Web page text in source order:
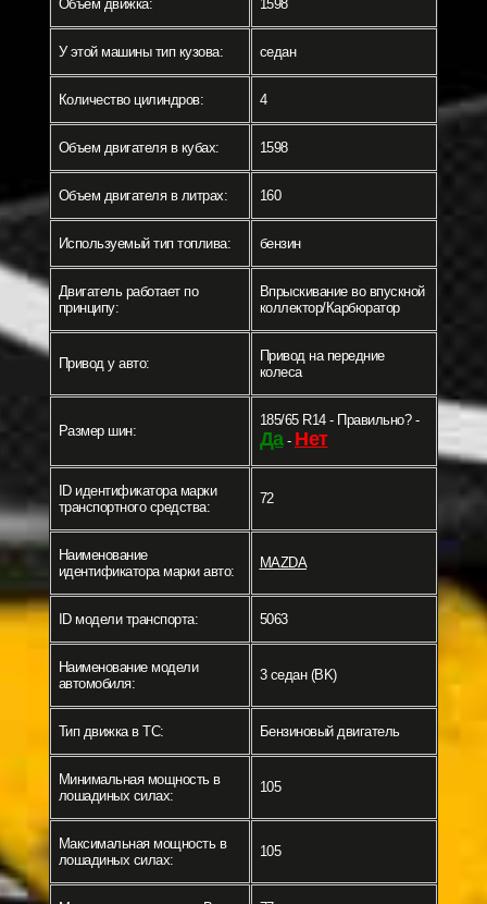
Объем движка: 1598
У этой машины тип кузова: седан
Количество цилиндров: 4
Объем двигателя в кубах: 1598
Объем двигателя в литрах: 160
Используемый тип топлива: бензин
Двигатель работает по
принципу:
Впрыскивание во впускной
коллектор/Карбюратор
Привод у авто:
Привод на передние
колеса
Размер шин:
185/65 R14 - Правильно? -
Да- Нет
ID идентификатора марки
транспортного средства:
72
Наименование
идентификатора марки авто:
MAZDA
ID модели транспорта: 5063
Наименование модели
автомобиля:
3 седан (BK)
Тип движка в ТС: Бензиновый двигатель
Минимальная мощность в
лошадиных силах:
105
Максимальная мощность в
лошадиных силах:
105